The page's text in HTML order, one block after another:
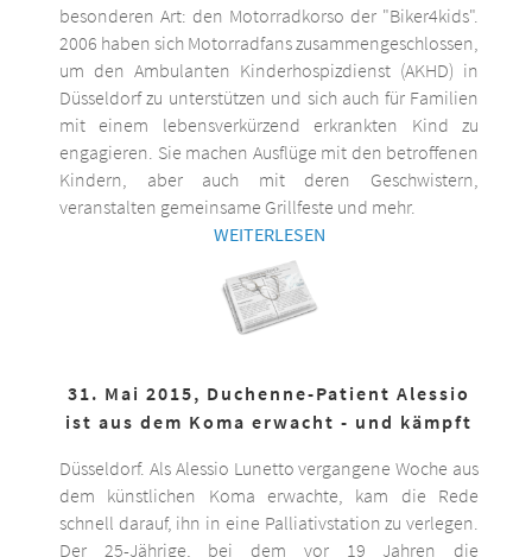
besonderen Art: den Motorradkorso der "Biker4kids".
2006 haben sich Motorradfans zusammengeschlossen,
um den Ambulanten Kinderhospizdienst (AKHD) in
Düsseldorf zu unterstützen und sich auch für Familien
mit einem lebensverkürzend erkrankten Kind zu
engagieren. Sie machen Ausflüge mit den betroffenen
Kindern, aber auch mit deren Geschwistern,
veranstalten gemeinsame Grillfeste und mehr.
WEITERLESEN
31. Mai 2015, Duchenne-Patient Alessio
ist aus dem Koma erwacht - und kämpft
Düsseldorf. Als Alessio Lunetto vergangene Woche aus
dem künstlichen Koma erwachte, kam die Rede
schnell darauf, ihn in eine Palliativstation zu verlegen.
Der 25-Jährige, bei dem vor 19 Jahren die